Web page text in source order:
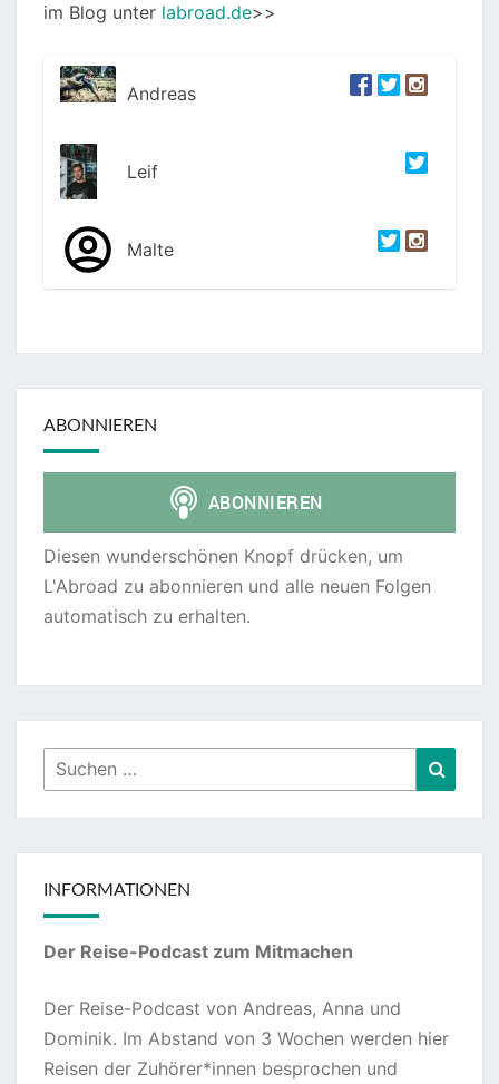
im Blog unter labroad.de>>
Andreas
Leif
Malte
ABONNIEREN
Diesen wunderschönen Knopf drücken, um
L'Abroad zu abonnieren und alle neuen Folgen
automatisch zu erhalten.
Suchen
nach:
INFORMATIONEN
Der Reise-Podcast zum Mitmachen
Der Reise-Podcast von Andreas, Anna und
Dominik. Im Abstand von 3 Wochen werden hier
Reisen der Zuhörer*innen besprochen und